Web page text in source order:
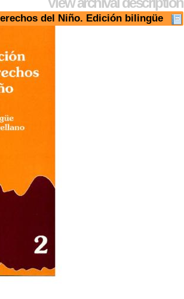
del Niño. Edición bilingüe